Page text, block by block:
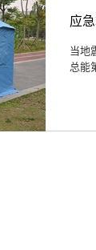
应
当地
总能